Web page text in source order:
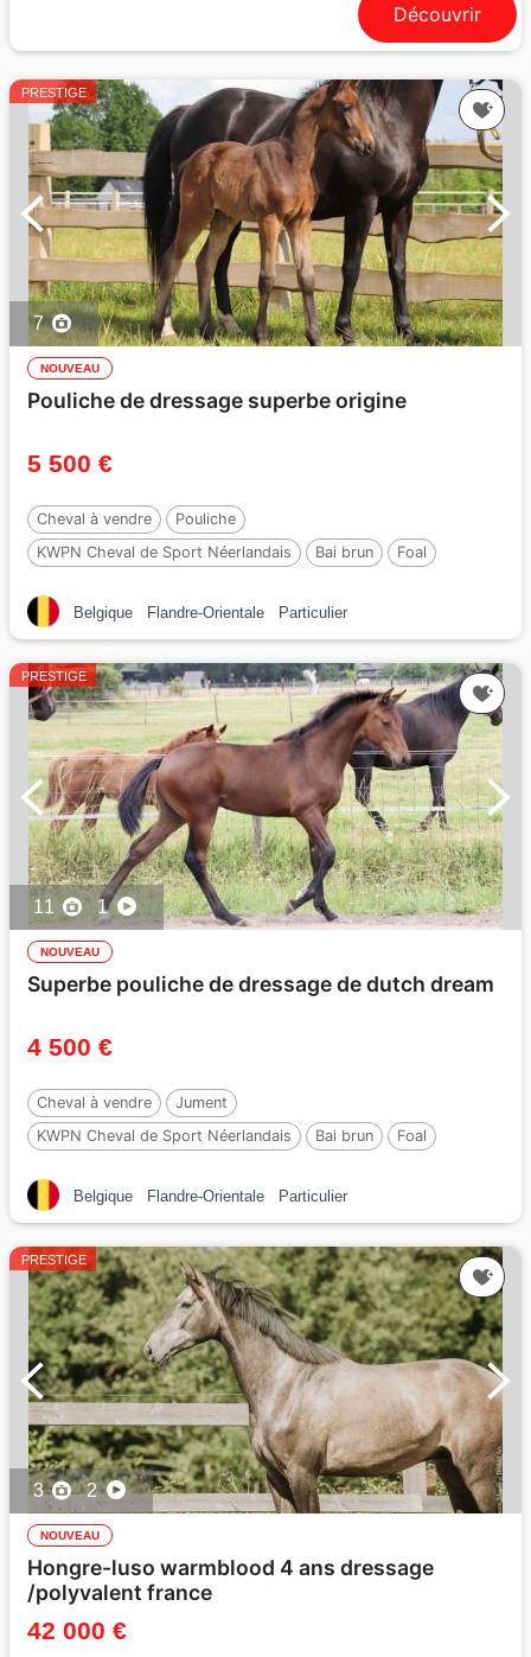
Découvrir
PRESTIGE
7
NOUVEAU
Pouliche de dressage superbe origine
5 500 €
Cheval à vendre
Pouliche
KWPN Cheval de Sport Néerlandais
Bai brun
Foal
Belgique
Flandre-Orientale Particulier
PRESTIGE
11 1
NOUVEAU
Superbe pouliche de dressage de dutch dream
4 500 €
Cheval à vendre
Jument
KWPN Cheval de Sport Néerlandais
Bai brun
Foal
Belgique
Flandre-Orientale Particulier
PRESTIGE
3 2
NOUVEAU
Hongre-luso warmblood 4 ans dressage
/polyvalent france
42 000 €